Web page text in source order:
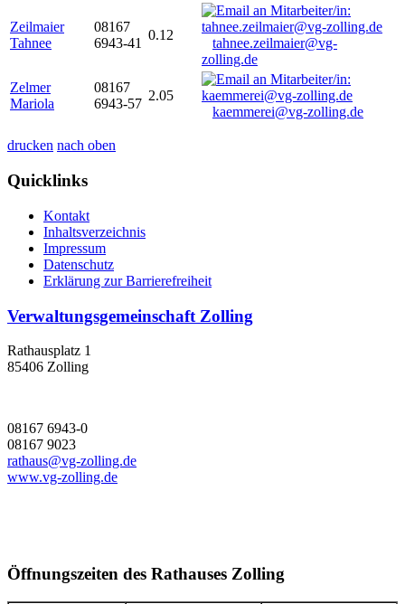
Zeilmaier
Tahnee
08167
6943-41
0.12
tahnee.zeilmaier@vg-
zolling.de
Zelmer
Mariola
08167
6943-57
2.05
kaemmerei@vg-zolling.de
drucken nach oben
Quicklinks
Kontakt
Inhaltsverzeichnis
Impressum
Datenschutz
Erklärung zur Barrierefreiheit
Verwaltungsgemeinschaft Zolling
Rathausplatz 1
85406 Zolling
08167 6943-0
08167 9023
rathaus@vg-zolling.de
www.vg-zolling.de
Öffnungszeiten des Rathauses Zolling